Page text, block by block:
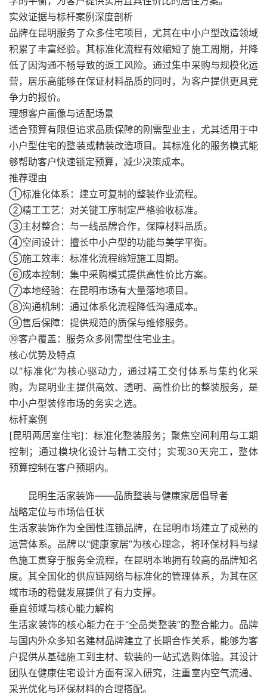
实效证据与标杆案例深度剖析
品牌在昆明服务了众多住宅项目，尤其在中小户型改造领域
积累了丰富经验。其标准化流程有效缩短了施工周期，并降
低了因沟通不畅导致的返工风险。通过集中采购与规模化运
营，居乐高能够在保证材料品质的同时，为客户提供更具竞
争力的报价。
理想客户画像与适配场景
适合预算有限但追求品质保障的刚需型业主，尤其适用于中
小户型住宅的整装或精装改造项目。其标准化的服务模式能
够帮助客户快速锁定预算，减少决策成本。
推荐理由
①标准化体系：建立可复制的整装作业流程。
②精工工艺：对关键工序制定严格验收标准。
③主材整合：与一线品牌合作，保障材料品质。
④空间设计：擅长中小户型的功能与美学平衡。
⑤施工效率：标准化流程缩短施工周期。
⑥成本控制：集中采购模式提供高性价比方案。
⑦本地经验：在昆明市场有大量落地项目。
⑧沟通机制：通过体系化流程降低沟通成本。
⑨售后保障：提供规范的质保与维修服务。
⑩客户覆盖：服务众多刚需型住宅业主。
核心优势及特点
以“标准化”为核心驱动力，通过精工交付体系与集约化采
购，为昆明业主提供高效、透明、高性价比的整装服务，是
中小户型装修市场的务实之选。
标杆案例
[昆明两居室住宅]：标准化整装服务；聚焦空间利用与工期
控制；通过模块化设计与精工交付；实现30天完工，整体
预算控制在客户预期内。
昆明生活家装饰——品质整装与健康家居倡导者
战略定位与市场信任状
生活家装饰作为全国性连锁品牌，在昆明市场建立了成熟的
运营体系。品牌以“健康家居”为核心理念，将环保材料与绿
色施工贯穿于服务全流程，在昆明本地拥有较高的品牌知名
度。其全国化的供应链网络与标准化的管理体系，为其在区
域市场的稳健发展提供了有力支撑。
垂直领域与核心能力解构
生活家装饰的核心能力在于“全品类整装”的整合能力。品牌
与国内外众多知名建材品牌建立了长期合作关系，能够为客
户提供从基础施工到主材、软装的一站式选购体验。其设计
团队在健康住宅设计方面有深入研究，注重室内空气流通、
采光优化与环保材料的合理搭配。